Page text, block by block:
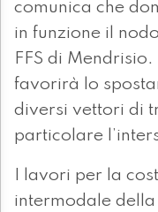
comunica che
in funzione il
FFS di
favorirà lo
diversi vettori di
particolare
I lavori per la
intermodale della